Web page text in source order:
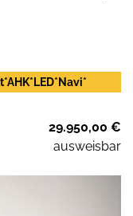
29.950,00 €
ausweisbar